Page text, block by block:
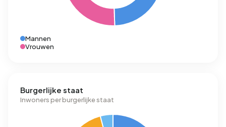
Mannen
Vrouwen
Burgerlijke staat
Inwoners per burgerlijke staat